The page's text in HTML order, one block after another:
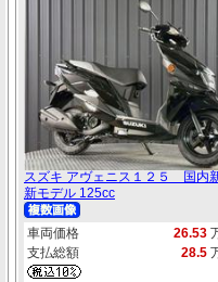
スズキ アヴェニス１２５ 国
新モデル 125cc
車両価格 26.53
支払総額
28.5